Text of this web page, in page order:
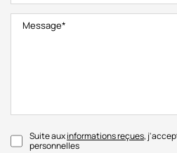
Suite auxinformations reçues,
personnelles